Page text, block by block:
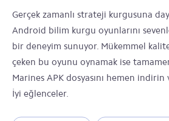
Gerçek zamanlı strateji kurgusuna
Android bilim kurgu oyunlarını
bir deneyim sunuyor. Mükemmel
çeken bu oyunu oynamak ise
Marines APK dosyasını hemen indirin
İyi eğlenceler.